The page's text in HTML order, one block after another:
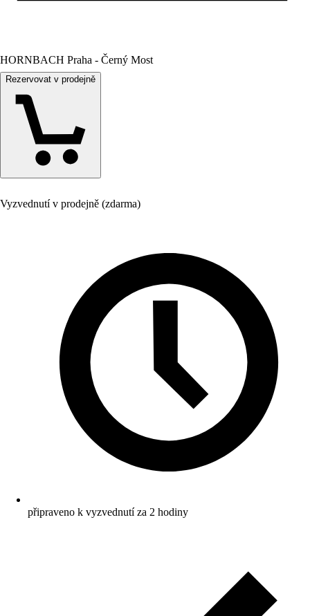
HORNBACH Praha - Černý Most
Rezervovat v prodejně
Vyzvednutí v prodejně (zdarma)
připraveno k vyzvednutí za 2 hodiny